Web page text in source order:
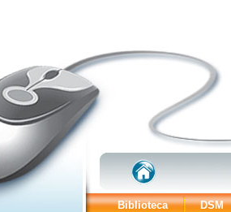
Biblioteca DSM